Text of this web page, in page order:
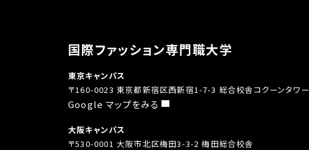
国際ファッション専門職大学
東京キャンパス
〒160-0023 東京都新宿区西新宿1-7-3 総合校舎コクーンタワー
Google マップをみる
大阪キャンパス
〒530-0001 大阪市北区梅田3-3-2 梅田総合校舎